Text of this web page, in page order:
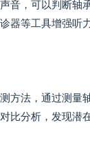
音，可以判断轴
器等工具增强听
方法，通过测量
比分析，发现潜